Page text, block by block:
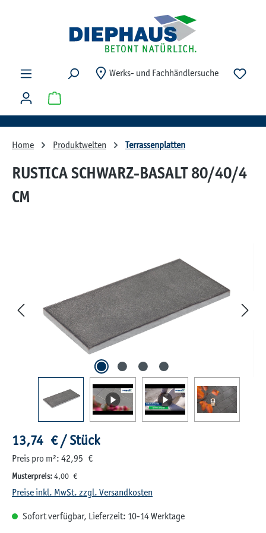
Werks- und Fachhändlersuche Du
Warenkorb enthält 0 Positionen. Der Gesamtwert
Home Produktwelten Terrassenplatten
RUSTICA SCHWARZ-BASALT 80/40/4
CM
Regulärer Preis:
13,74 € / Stück
Preis pro m²: 42,95 €
Musterpreis: 4,00 €
Preise inkl. MwSt. zzgl. Versandkosten
Sofort verfügbar, Lieferzeit: 10-14 Werktage